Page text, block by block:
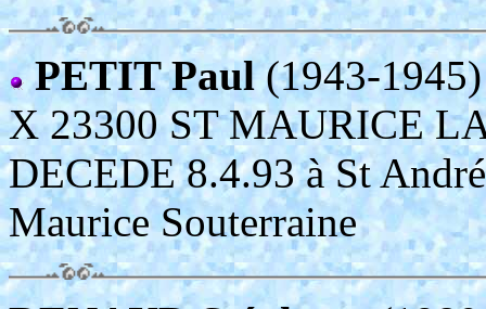
PETIT Paul(1943-1945)
X 23300 ST MAURICE
DECEDE 8.4.93 à St
Maurice Souterraine